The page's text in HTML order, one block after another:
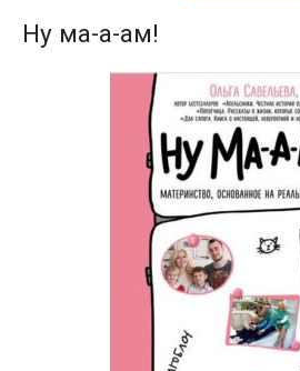
Ну ма-а-ам!